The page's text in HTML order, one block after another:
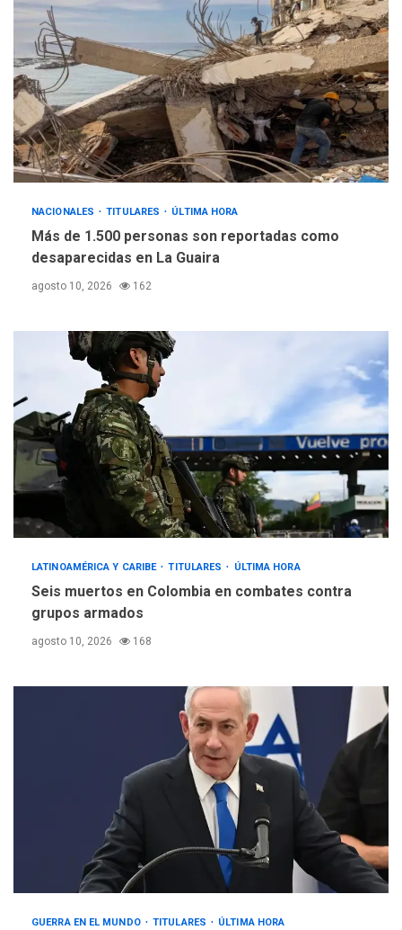
NACIONALES TITULARES ÚLTIMA HORA
Más de 1.500 personas son reportadas como
desaparecidas en La Guaira
agosto 10, 2026 162
LATINOAMÉRICA Y CARIBE TITULARES ÚLTIMA HORA
Seis muertos en Colombia en combates contra
grupos armados
agosto 10, 2026 168
GUERRA EN EL MUNDO TITULARES ÚLTIMA HORA